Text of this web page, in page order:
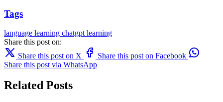
Tags
language learning chatgpt learning
Share this post on:
Share this post on X
Share this post on Facebook
Share this post via WhatsApp
Related Posts